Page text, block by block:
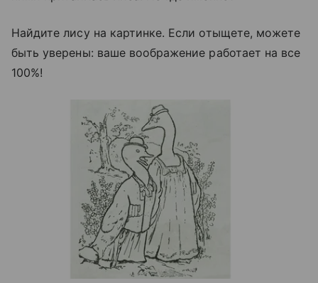
Найдите лису на картинке. Если отыщете, можете
быть уверены: ваше воображение работает на все
100%!